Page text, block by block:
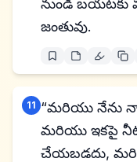
నుండి బయటకు
జంతువు.
11 “మరియు నేను
మరియు ఇకపై
చేయబడదు,